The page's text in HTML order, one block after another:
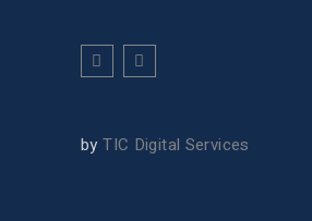
byTIC Digital Services